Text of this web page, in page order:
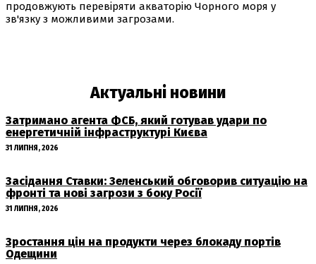
продовжують перевіряти акваторію Чорного моря у
зв'язку з можливими загрозами.
Актуальні новини
Затримано агента ФСБ, який готував удари по
енергетичній інфраструктурі Києва
31 ЛИПНЯ, 2026
Засідання Ставки: Зеленський обговорив ситуацію на
фронті та нові загрози з боку Росії
31 ЛИПНЯ, 2026
Зростання цін на продукти через блокаду портів
Одещини